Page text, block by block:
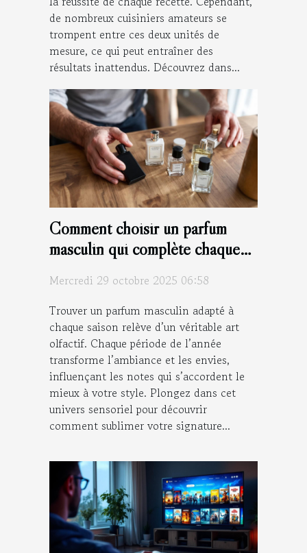
de nombreux cuisiniers amateurs se
trompent entre ces deux unités de
mesure, ce qui peut entraîner des
résultats inattendus. Découvrez dans...
Comment choisir un parfum
masculin qui complète chaque
Mercredi 29 octobre 2025 06:58
Trouver un parfum masculin adapté à
chaque saison relève d’un véritable art
olfactif. Chaque période de l’année
transforme l’ambiance et les envies,
influençant les notes qui s’accordent le
mieux à votre style. Plongez dans cet
univers sensoriel pour découvrir
comment sublimer votre signature...